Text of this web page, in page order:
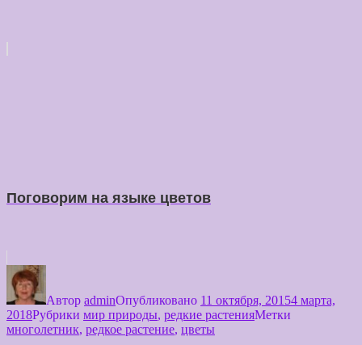
Поговорим на языке цветов
Автор adminОпубликовано 11 октября, 20154 марта,
2018Рубрики мир природы, редкие растенияМетки
многолетник, редкое растение, цветы